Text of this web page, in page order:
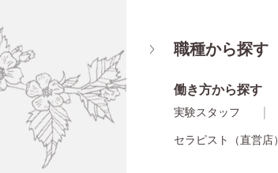
職種から探す
働き方から探す
実験スタッフ
セラピスト（直営店）